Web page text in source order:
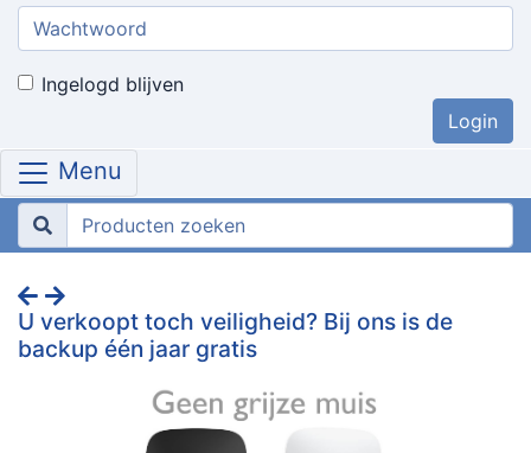
Wachtwoord:
Ingelogd blijven
Menu
U verkoopt toch veiligheid? Bij ons is de
backup één jaar gratis